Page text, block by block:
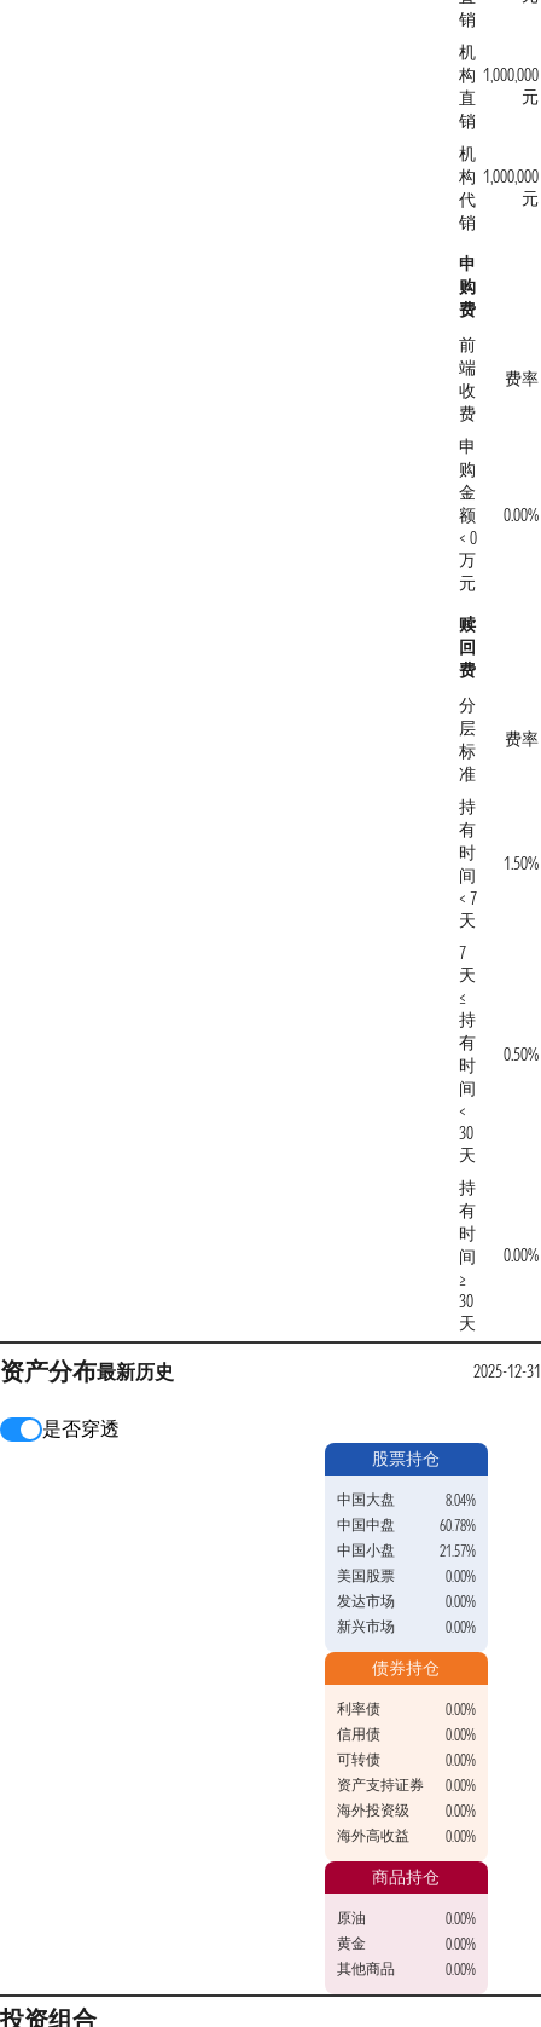
销
机
构
直
销
1,000,000
元
机
构
代
销
1,000,000
元
申
购
费
前
端
收
费
费率
申
购
金
额
< 0
万
元
0.00%
赎
回
费
分
层
标
准
费率
持
有
时
间
< 7
天
1.50%
7
天
≤
持
有
时
间
<
30
天
0.50%
持
有
时
间
≥
30
天
0.00%
资产分布最新历史 2025-12-31
是否穿透
股票持仓
中国大盘
8.04%
中国中盘
60.78%
中国小盘
21.57%
美国股票
0.00%
发达市场
0.00%
新兴市场
0.00%
债券持仓
利率债
0.00%
信用债
0.00%
可转债
0.00%
资产支持证券
0.00%
海外投资级
0.00%
海外高收益
0.00%
商品持仓
原油
0.00%
黄金
0.00%
其他商品
0.00%
投资组合